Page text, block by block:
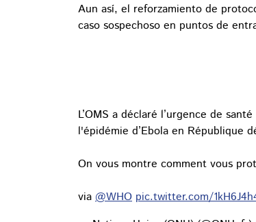
Aun así, el reforzamiento de
caso sospechoso en puntos de
L’OMS a déclaré l’urgence de
l'épidémie d’Ebola en République
On vous montre comment vous
via @WHO pic.twitter.com/